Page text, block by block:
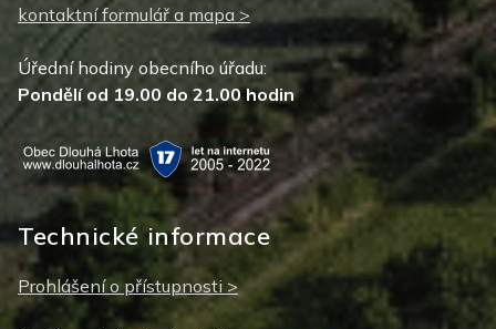
kontaktní formulář a mapa >
Úřední hodiny obecního úřadu:
Pondělí od 19.00 do 21.00 hodin
Technické informace
Prohlášení o přístupnosti >